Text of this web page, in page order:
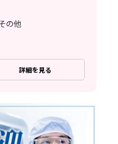
の他
詳細を見る